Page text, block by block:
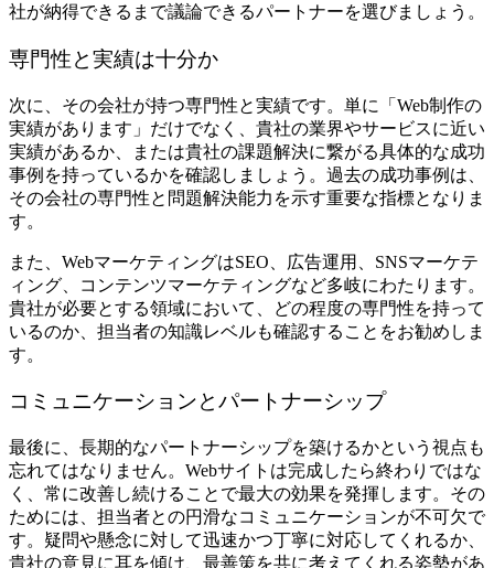
社が納得できるまで議論できるパートナーを選びましょう。
専門性と実績は十分か
次に、その会社が持つ専門性と実績です。単に「Web制作の
実績があります」だけでなく、貴社の業界やサービスに近い
実績があるか、または貴社の課題解決に繋がる具体的な成功
事例を持っているかを確認しましょう。過去の成功事例は、
その会社の専門性と問題解決能力を示す重要な指標となりま
す。
また、WebマーケティングはSEO、広告運用、SNSマーケテ
ィング、コンテンツマーケティングなど多岐にわたります。
貴社が必要とする領域において、どの程度の専門性を持って
いるのか、担当者の知識レベルも確認することをお勧めしま
す。
コミュニケーションとパートナーシップ
最後に、長期的なパートナーシップを築けるかという視点も
忘れてはなりません。Webサイトは完成したら終わりではな
く、常に改善し続けることで最大の効果を発揮します。その
ためには、担当者との円滑なコミュニケーションが不可欠で
す。疑問や懸念に対して迅速かつ丁寧に対応してくれるか、
貴社の意見に耳を傾け、最善策を共に考えてくれる姿勢があ